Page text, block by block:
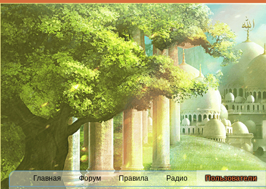
Главная Форум Правила Радио Пользователи